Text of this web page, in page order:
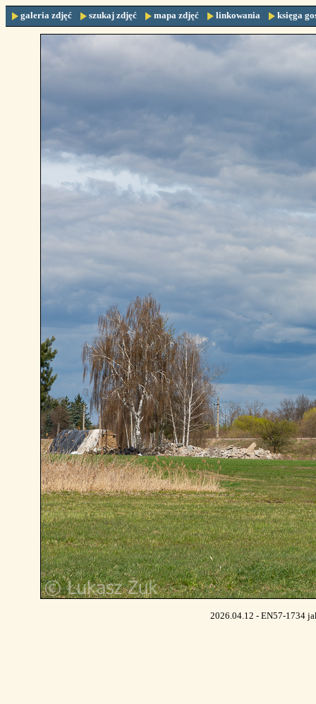
galeria zdjęć szukaj zdjęć mapa zdjęć linkowania księga
2026.04.12 - EN57-1734